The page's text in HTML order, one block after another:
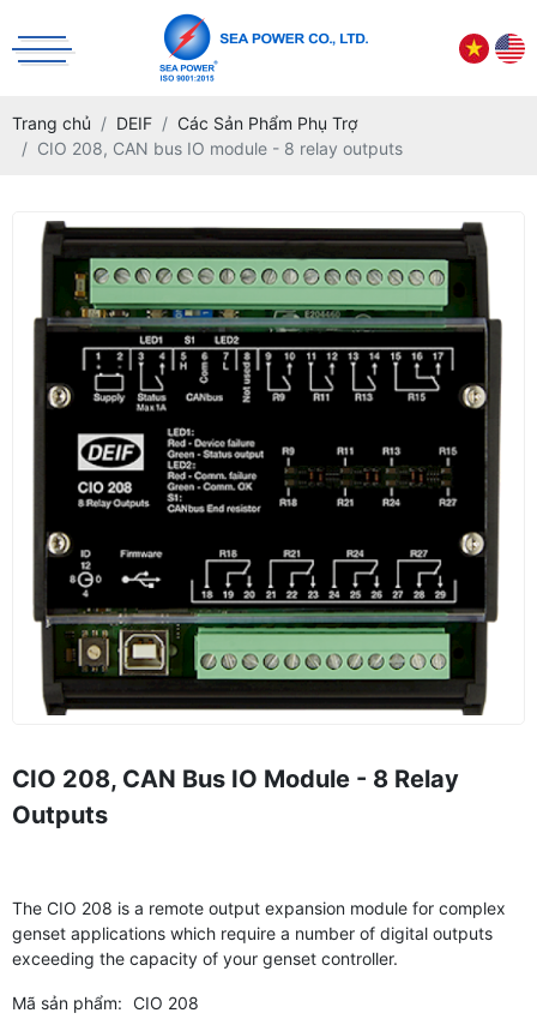
Trang chủ DEIF
Các Sản Phẩm Phụ Trợ
CIO 208, CAN bus IO module - 8 relay outputs
CIO 208, CAN Bus IO Module - 8 Relay
Outputs
The CIO 208 is a remote output expansion module for complex
genset applications which require a number of digital outputs
exceeding the capacity of your genset controller.
Mã sản phẩm: CIO 208